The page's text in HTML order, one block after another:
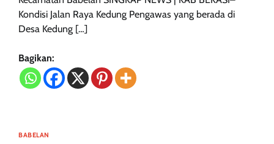
Kondisi Jalan Raya Kedung Pengawas yang berada di
Desa Kedung […]
Bagikan:
BABELAN